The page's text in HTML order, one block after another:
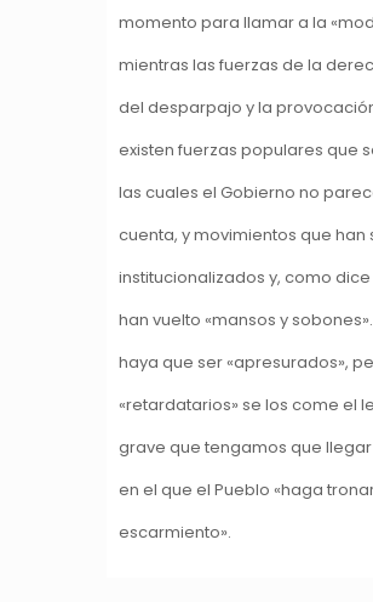
momento para llamar a la
mientras las fuerzas de la
del desparpajo y la
existen fuerzas populares que
las cuales el Gobierno no
cuenta, y movimientos que han
institucionalizados y, como
han vuelto «mansos y
haya que ser «apresurados»,
«retardatarios» se los come el
grave que tengamos que
en el que el Pueblo «haga
escarmiento».